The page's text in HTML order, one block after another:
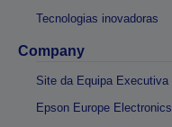
Tecnologias inovadoras
Company
Site da Equipa Executiva
Epson Europe Electronics